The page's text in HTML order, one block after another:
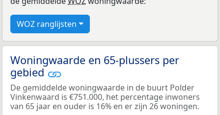
WOZ ranglijsten
Woningwaarde en 65-plussers per
gebied
De gemiddelde woningwaarde in de buurt Polder
Vinkenwaard is €751.000, het percentage inwoners
van 65 jaar en ouder is 16% en er zijn 26 woningen.